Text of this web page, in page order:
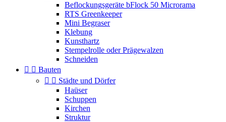
Beflockungsgeräte bFlock 50 Microrama
RTS Greenkeeper
Mini Begraser
Klebung
Kunsthartz
Stempelrolle oder Prägewalzen
Schneiden
  Bauten
  Städte und Dörfer
Haüser
Schuppen
Kirchen
Struktur